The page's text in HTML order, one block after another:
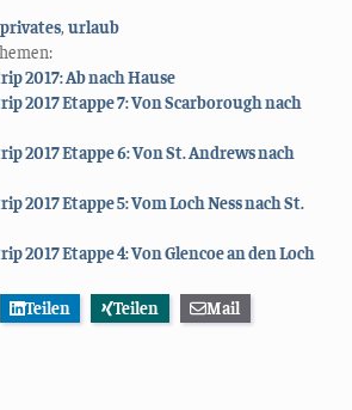
privates,urlaub
2017: Ab nach Hause
2017 Etappe 7: Von Scarborough nach
2017 Etappe 6: Von St. Andrews nach
2017 Etappe 5: Vom Loch Ness nach St.
2017 Etappe 4: Von Glencoe an den Loch
Teilen Teilen
Mail